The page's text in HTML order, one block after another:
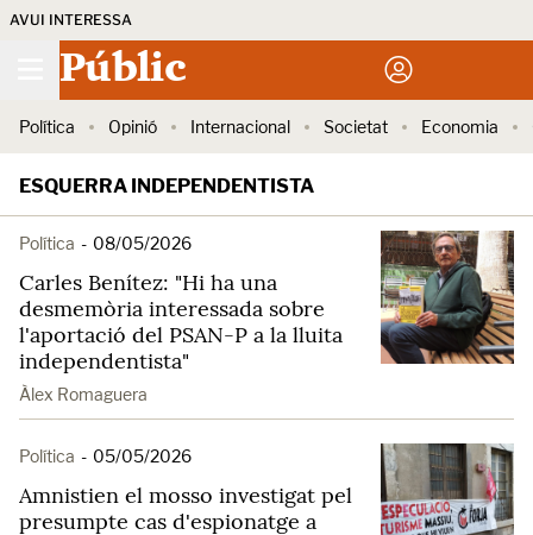
AVUI INTERESSA
Públic
Política Opinió Internacional Societat Economia
ESQUERRA INDEPENDENTISTA
Política - 08/05/2026
Carles Benítez: "Hi ha una
desmemòria interessada sobre
l'aportació del PSAN-P a la lluita
independentista"
Àlex Romaguera
Política - 05/05/2026
Amnistien el mosso investigat pel
presumpte cas d'espionatge a